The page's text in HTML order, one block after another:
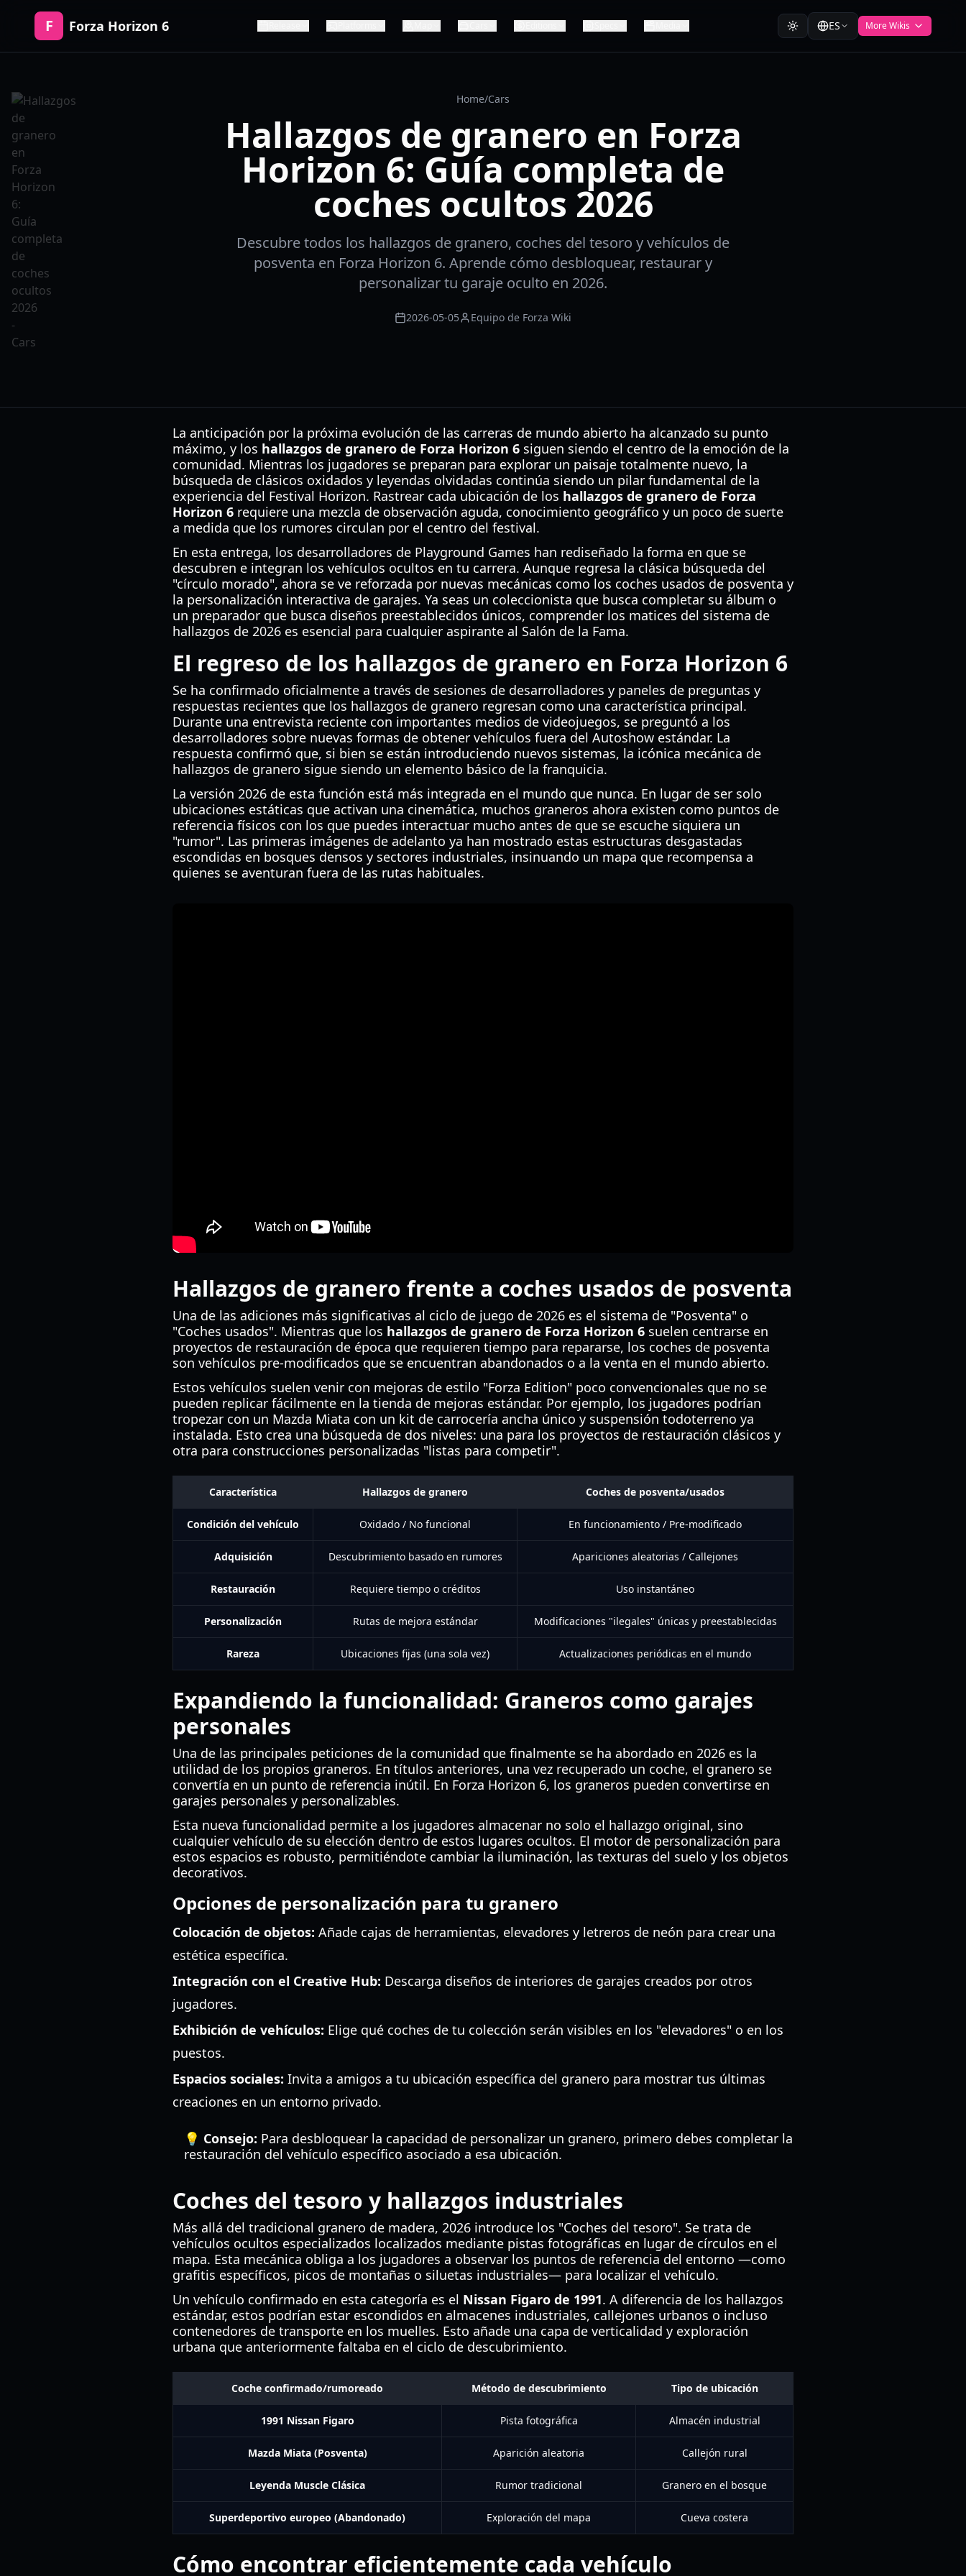
F Forza Horizon 6 ES More Wikis
Home/Cars
Hallazgos de granero en Forza
Horizon 6: Guía completa de
coches ocultos 2026
Descubre todos los hallazgos de granero, coches del tesoro y vehículos de
posventa en Forza Horizon 6. Aprende cómo desbloquear, restaurar y
personalizar tu garaje oculto en 2026.
2026-05-05 Equipo de Forza Wiki
La anticipación por la próxima evolución de las carreras de mundo abierto ha alcanzado su punto
máximo, y los hallazgos de granero de Forza Horizon 6 siguen siendo el centro de la emoción de la
comunidad. Mientras los jugadores se preparan para explorar un paisaje totalmente nuevo, la
búsqueda de clásicos oxidados y leyendas olvidadas continúa siendo un pilar fundamental de la
experiencia del Festival Horizon. Rastrear cada ubicación de los hallazgos de granero de Forza
Horizon 6 requiere una mezcla de observación aguda, conocimiento geográfico y un poco de suerte
a medida que los rumores circulan por el centro del festival.
En esta entrega, los desarrolladores de Playground Games han rediseñado la forma en que se
descubren e integran los vehículos ocultos en tu carrera. Aunque regresa la clásica búsqueda del
"círculo morado", ahora se ve reforzada por nuevas mecánicas como los coches usados de posventa y
la personalización interactiva de garajes. Ya seas un coleccionista que busca completar su álbum o
un preparador que busca diseños preestablecidos únicos, comprender los matices del sistema de
hallazgos de 2026 es esencial para cualquier aspirante al Salón de la Fama.
El regreso de los hallazgos de granero en Forza Horizon 6
Se ha confirmado oficialmente a través de sesiones de desarrolladores y paneles de preguntas y
respuestas recientes que los hallazgos de granero regresan como una característica principal.
Durante una entrevista reciente con importantes medios de videojuegos, se preguntó a los
desarrolladores sobre nuevas formas de obtener vehículos fuera del Autoshow estándar. La
respuesta confirmó que, si bien se están introduciendo nuevos sistemas, la icónica mecánica de
hallazgos de granero sigue siendo un elemento básico de la franquicia.
La versión 2026 de esta función está más integrada en el mundo que nunca. En lugar de ser solo
ubicaciones estáticas que activan una cinemática, muchos graneros ahora existen como puntos de
referencia físicos con los que puedes interactuar mucho antes de que se escuche siquiera un
"rumor". Las primeras imágenes de adelanto ya han mostrado estas estructuras desgastadas
escondidas en bosques densos y sectores industriales, insinuando un mapa que recompensa a
quienes se aventuran fuera de las rutas habituales.
Hallazgos de granero frente a coches usados de posventa
Una de las adiciones más significativas al ciclo de juego de 2026 es el sistema de "Posventa" o
"Coches usados". Mientras que los hallazgos de granero de Forza Horizon 6 suelen centrarse en
proyectos de restauración de época que requieren tiempo para repararse, los coches de posventa
son vehículos pre-modificados que se encuentran abandonados o a la venta en el mundo abierto.
Estos vehículos suelen venir con mejoras de estilo "Forza Edition" poco convencionales que no se
pueden replicar fácilmente en la tienda de mejoras estándar. Por ejemplo, los jugadores podrían
tropezar con un Mazda Miata con un kit de carrocería ancha único y suspensión todoterreno ya
instalada. Esto crea una búsqueda de dos niveles: una para los proyectos de restauración clásicos y
otra para construcciones personalizadas "listas para competir".
Característica Hallazgos de granero Coches de posventa/usados
Condición del vehículo Oxidado / No funcional En funcionamiento / Pre-modificado
Adquisición Descubrimiento basado en rumores Apariciones aleatorias / Callejones
Restauración Requiere tiempo o créditos Uso instantáneo
Personalización Rutas de mejora estándar Modificaciones "ilegales" únicas y preestablecidas
Rareza Ubicaciones fijas (una sola vez) Actualizaciones periódicas en el mundo
Expandiendo la funcionalidad: Graneros como garajes
personales
Una de las principales peticiones de la comunidad que finalmente se ha abordado en 2026 es la
utilidad de los propios graneros. En títulos anteriores, una vez recuperado un coche, el granero se
convertía en un punto de referencia inútil. En Forza Horizon 6, los graneros pueden convertirse en
garajes personales y personalizables.
Esta nueva funcionalidad permite a los jugadores almacenar no solo el hallazgo original, sino
cualquier vehículo de su elección dentro de estos lugares ocultos. El motor de personalización para
estos espacios es robusto, permitiéndote cambiar la iluminación, las texturas del suelo y los objetos
decorativos.
Opciones de personalización para tu granero
Colocación de objetos: Añade cajas de herramientas, elevadores y letreros de neón para crear una
estética específica.
Integración con el Creative Hub: Descarga diseños de interiores de garajes creados por otros
jugadores.
Exhibición de vehículos: Elige qué coches de tu colección serán visibles en los "elevadores" o en los
puestos.
Espacios sociales: Invita a amigos a tu ubicación específica del granero para mostrar tus últimas
creaciones en un entorno privado.
💡 Consejo: Para desbloquear la capacidad de personalizar un granero, primero debes completar la
restauración del vehículo específico asociado a esa ubicación.
Coches del tesoro y hallazgos industriales
Más allá del tradicional granero de madera, 2026 introduce los "Coches del tesoro". Se trata de
vehículos ocultos especializados localizados mediante pistas fotográficas en lugar de círculos en el
mapa. Esta mecánica obliga a los jugadores a observar los puntos de referencia del entorno —como
grafitis específicos, picos de montañas o siluetas industriales— para localizar el vehículo.
Un vehículo confirmado en esta categoría es el Nissan Figaro de 1991. A diferencia de los hallazgos
estándar, estos podrían estar escondidos en almacenes industriales, callejones urbanos o incluso
contenedores de transporte en los muelles. Esto añade una capa de verticalidad y exploración
urbana que anteriormente faltaba en el ciclo de descubrimiento.
Coche confirmado/rumoreado Método de descubrimiento Tipo de ubicación
1991 Nissan Figaro Pista fotográfica Almacén industrial
Mazda Miata (Posventa) Aparición aleatoria Callejón rural
Leyenda Muscle Clásica Rumor tradicional Granero en el bosque
Superdeportivo europeo (Abandonado) Exploración del mapa Cueva costera
Cómo encontrar eficientemente cada vehículo